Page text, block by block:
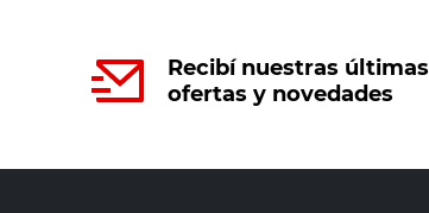
Recibí nuestras últimas
ofertas y novedades